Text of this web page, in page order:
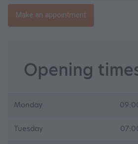
Make an appointment
Opening
Monday
Tuesday